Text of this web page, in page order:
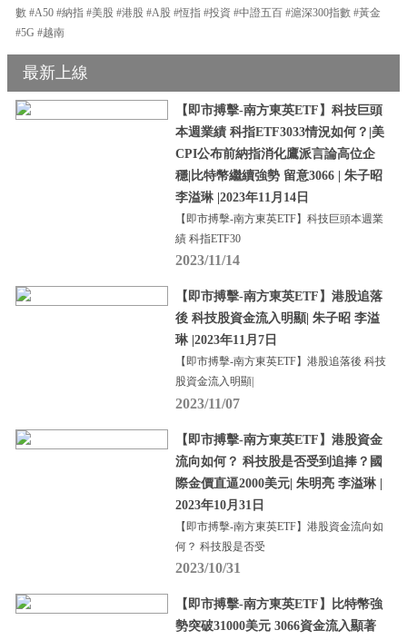
數 #A50 #納指 #美股 #港股 #A股 #恆指 #投資 #中證五百 #滬深300指數 #黃金
#5G #越南
最新上線
【即市搏擊-南方東英ETF】科技巨頭
本週業績 科指ETF3033情況如何？|美
CPI公布前納指消化鷹派言論高位企
穩|比特幣繼續強勢 留意3066 | 朱子昭
李溢琳 |2023年11月14日
【即市搏擊-南方東英ETF】科技巨頭本週業
績 科指ETF30
2023/11/14
【即市搏擊-南方東英ETF】港股追落
後 科技股資金流入明顯| 朱子昭 李溢
琳 |2023年11月7日
【即市搏擊-南方東英ETF】港股追落後 科技
股資金流入明顯|
2023/11/07
【即市搏擊-南方東英ETF】港股資金
流向如何？ 科技股是否受到追捧？國
際金價直逼2000美元| 朱明亮 李溢琳 |
2023年10月31日
【即市搏擊-南方東英ETF】港股資金流向如
何？ 科技股是否受
2023/10/31
【即市搏擊-南方東英ETF】比特幣強
勢突破31000美元 3066資金流入顯著